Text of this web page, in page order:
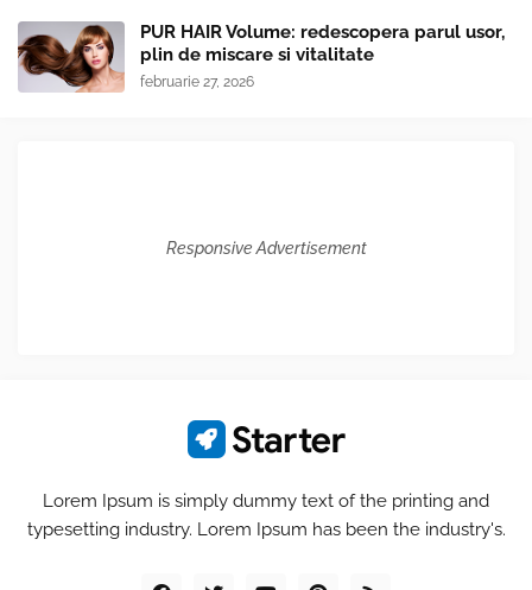
PUR HAIR Volume: redescopera parul usor,
plin de miscare si vitalitate
februarie 27, 2026
Responsive Advertisement
Lorem Ipsum is simply dummy text of the printing and
typesetting industry. Lorem Ipsum has been the industry's.